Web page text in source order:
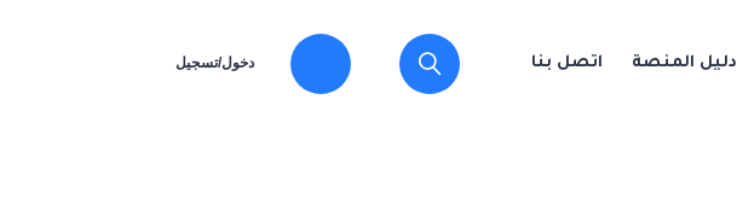
دليل المنصة اتصل بنا دخول/تسجيل